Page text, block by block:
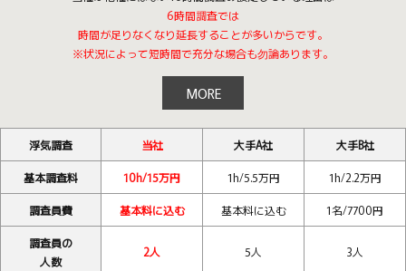
6時間調査では
時間が足りなくなり延長することが多いからです。
※状況によって短時間で充分な場合も勿論あります。
MORE
浮気調査 当社 大手A社 大手B社
基本調査料 10h/15万円 1h/5.5万円 1h/2.2万円
調査員費 基本料に込む 基本料に込む 1名/7700円
調査員の
人数
2人 5人 3人